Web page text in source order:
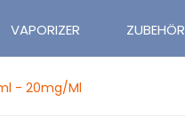
VAPORIZER ZUBEHÖR
- 20mg/ml